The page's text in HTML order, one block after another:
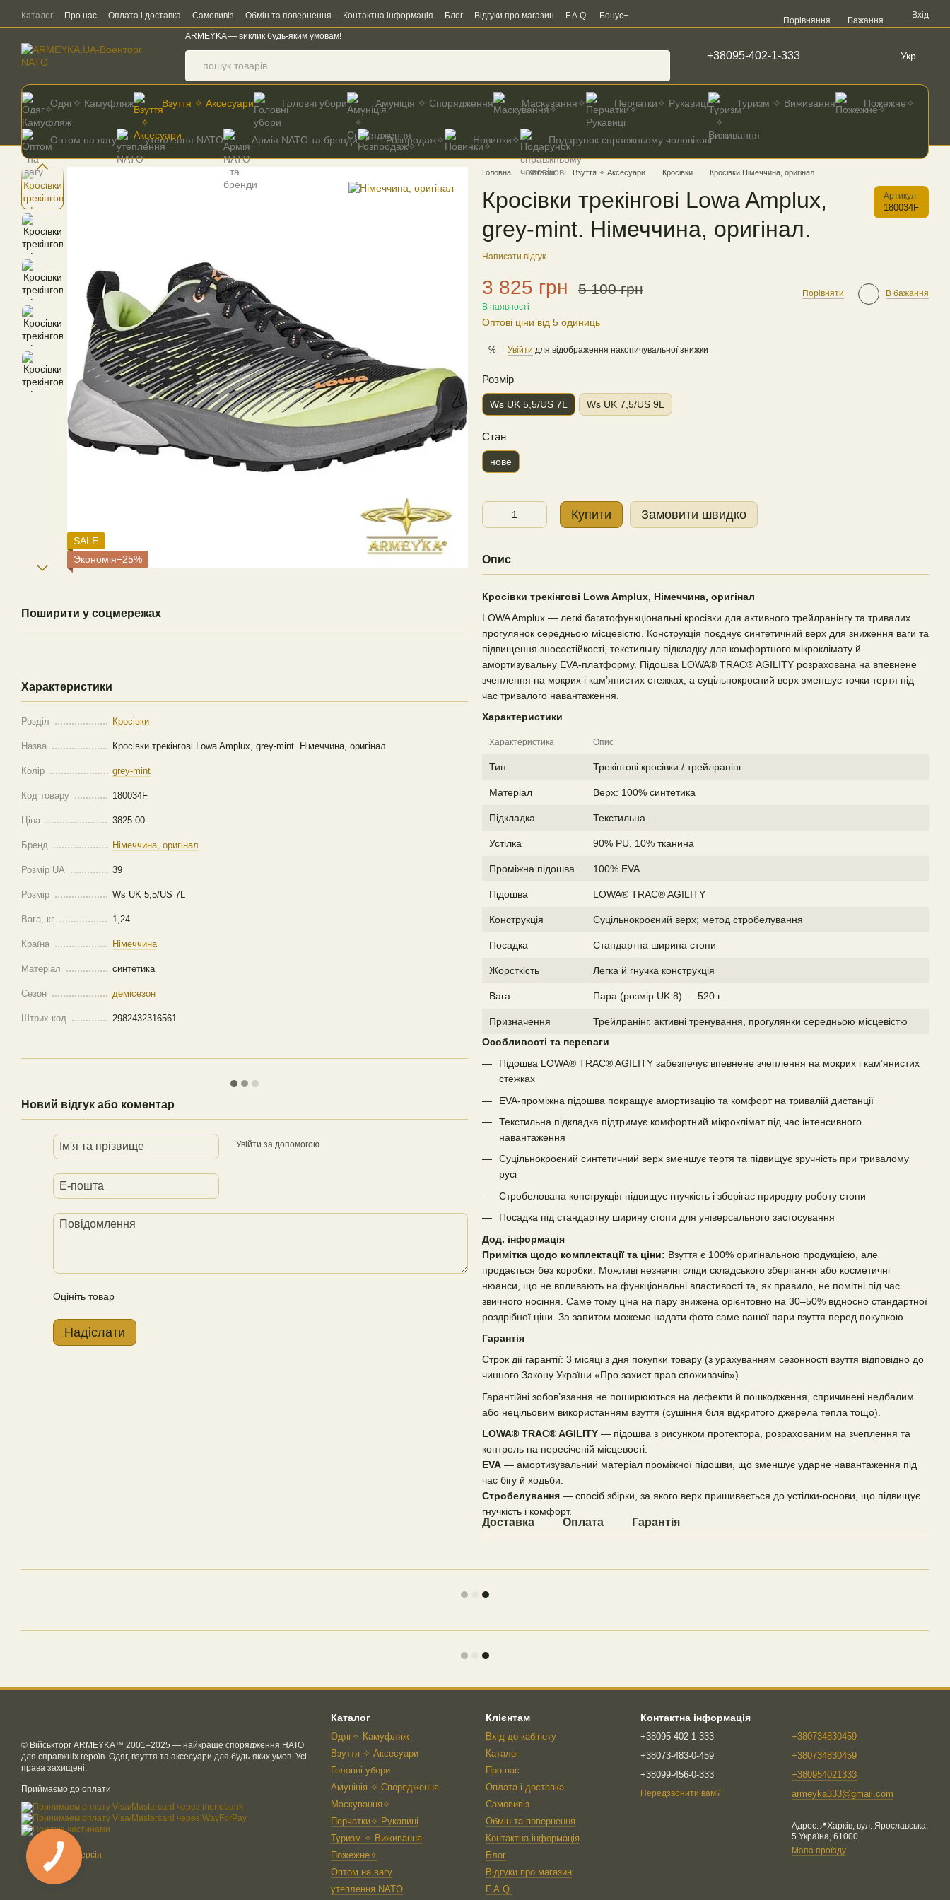
Перейти до основного контенту
Каталог Про нас Оплата і доставка Самовивіз Обмін та повернення Контактна інформація Блог Відгуки про магазин F.A.Q. Бонус+ Порівняння Бажання
Вхід
ARMEYKA — виклик будь-яким умовам!
+38095-402-1-333 Укр
Одяг✧ Камуфляж Взуття ✧ Аксесуари Головні убори Амуніція ✧ Спорядження Маскування✧ Перчатки✧ Рукавиці Туризм ✧ Виживання Пожежне✧
Оптом на вагу утеплення NATO Армія NATO та бренди Розпродаж✧ Новинки✧ Подарунок справжньому чоловікові
SALE
Экономія−25%
Поширити у соцмережах
Характеристики
Розділ Кросівки
Назва Кросівки трекінгові Lowa Amplux, grey-mint. Німеччина, оригінал.
Колір grey-mint
Код товару 180034F
Ціна 3825.00
Бренд Німеччина, оригінал
Розмір UA 39
Розмір Ws UK 5,5/US 7L
Вага, кг 1,24
Країна Німеччина
Матеріал синтетика
Сезон демісезон
Штрих-код 2982432316561
Новий відгук або коментар
Увійти за допомогою
Оцініть товар
Надіслати
Головна Каталог Взуття ✧ Аксесуари Кросівки Кросівки Німеччина, оригінал
Кросівки трекінгові Lowa Amplux,
grey-mint. Німеччина, оригінал.
Артикул
180034F
Написати відгук
3 825 грн 5 100 грн
В наявності
Порівняти В бажання
Оптові ціни від 5 одиниць
% Увійти для відображення накопичувальної знижки
Розмір
Ws UK 5,5/US 7L Ws UK 7,5/US 9L
Стан
нове
Купити Замовити швидко
Опис
Кросівки трекінгові Lowa Amplux, Німеччина, оригінал
LOWA Amplux — легкі багатофункціональні кросівки для активного трейлранінгу та тривалих
прогулянок середньою місцевістю. Конструкція поєднує синтетичний верх для зниження ваги та
підвищення зносостійкості, текстильну підкладку для комфортного мікроклімату й
амортизувальну EVA-платформу. Підошва LOWA® TRAC® AGILITY розрахована на впевнене
зчеплення на мокрих і кам’янистих стежках, а суцільнокроєний верх зменшує точки тертя під
час тривалого навантаження.
Характеристики
Характеристика Опис
Тип Трекінгові кросівки / трейлранінг
Матеріал Верх: 100% синтетика
Підкладка Текстильна
Устілка 90% PU, 10% тканина
Проміжна підошва 100% EVA
Підошва LOWA® TRAC® AGILITY
Конструкція Суцільнокроєний верх; метод стробелування
Посадка Стандартна ширина стопи
Жорсткість Легка й гнучка конструкція
Вага Пара (розмір UK 8) — 520 г
Призначення
Трейлранінг, активні тренування, прогулянки середньою місцевістю
Особливості та переваги
Підошва LOWA® TRAC® AGILITY забезпечує впевнене зчеплення на мокрих і кам’янистих
стежках
EVA-проміжна підошва покращує амортизацію та комфорт на тривалій дистанції
Текстильна підкладка підтримує комфортний мікроклімат під час інтенсивного
навантаження
Суцільнокроєний синтетичний верх зменшує тертя та підвищує зручність при тривалому
русі
Стробелована конструкція підвищує гнучкість і зберігає природну роботу стопи
Посадка під стандартну ширину стопи для універсального застосування
Дод. інформація
Примітка щодо комплектації та ціни: Взуття є 100% оригінальною продукцією, але
продається без коробки. Можливі незначні сліди складського зберігання або косметичні
нюанси, що не впливають на функціональні властивості та, як правило, не помітні під час
звичного носіння. Саме тому ціна на пару знижена орієнтовно на 30–50% відносно стандартної
роздрібної ціни. За запитом можемо надати фото саме вашої пари взуття перед покупкою.
Гарантія
Строк дії гарантії: 3 місяці з дня покупки товару (з урахуванням сезонності взуття відповідно до
чинного Закону України «Про захист прав споживачів»).
Гарантійні зобов’язання не поширюються на дефекти й пошкодження, спричинені недбалим
або нецільовим використанням взуття (сушіння біля відкритого джерела тепла тощо).
LOWA® TRAC® AGILITY — підошва з рисунком протектора, розрахованим на зчеплення та
контроль на пересіченій місцевості.
EVA — амортизувальний матеріал проміжної підошви, що зменшує ударне навантаження під
час бігу й ходьби.
Стробелування — спосіб збірки, за якого верх пришивається до устілки-основи, що підвищує
гнучкість і комфорт.
Доставка Оплата Гарантія
© Військторг ARMEYKA™ 2001–2025 — найкраще спорядження НАТО
для справжніх героїв. Одяг, взуття та аксесуари для будь-яких умов. Усі
права захищені.
Приймаємо до оплати
Мобільна версія
Каталог
Одяг✧ Камуфляж
Взуття ✧ Аксесуари
Головні убори
Амуніція ✧ Спорядження
Маскування✧
Перчатки✧ Рукавиці
Туризм ✧ Виживання
Пожежне✧
Оптом на вагу
утеплення NATO
Клієнтам
Вхід до кабінету
Каталог
Про нас
Оплата і доставка
Самовивіз
Обмін та повернення
Контактна інформація
Блог
Відгуки про магазин
F.A.Q.
Контактна інформація
+38095-402-1-333
+38073-483-0-459
+38099-456-0-333
Передзвонити вам?
+380734830459
+380734830459
+380954021333
armeyka333@gmail.com
Адрес:📍Харків, вул. Ярославська,
5 Україна, 61000
Мапа проїзду